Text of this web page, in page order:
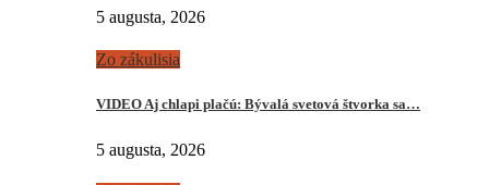
5 augusta, 2026
Zo zákulisia
VIDEO Aj chlapi plačú: Bývalá svetová štvorka sa…
5 augusta, 2026